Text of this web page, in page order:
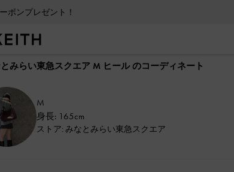
ポンプレゼント！
みらい東急スクエア M ヒール のコーディネート
M
身長: 165cm
ストア: みなとみらい東急スクエア